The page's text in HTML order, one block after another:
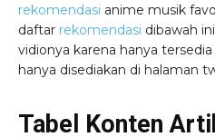
rekomendasi anime musik
daftar rekomendasi dibawah
vidionya karena hanya
hanya disediakan di halaman
Tabel Konten